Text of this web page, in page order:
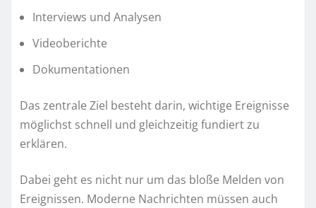
Interviews und Analysen
Videoberichte
Dokumentationen
Das zentrale Ziel besteht darin, wichtige Ereignisse
möglichst schnell und gleichzeitig fundiert zu
erklären.
Dabei geht es nicht nur um das bloße Melden von
Ereignissen. Moderne Nachrichten müssen auch